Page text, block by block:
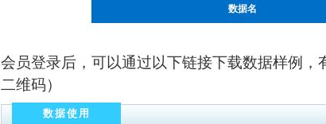
数据名
会员登录后，可以通过以下链接下载数据样例
二维码）
数据使用